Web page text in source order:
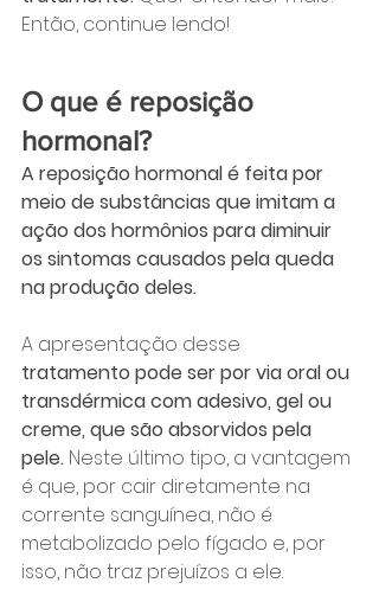
Então, continue lendo!
O que é reposição
hormonal?
A reposição hormonal é feita por
meio de substâncias que imitam a
ação dos hormônios para diminuir
os sintomas causados pela queda
na produção deles.
A apresentação desse
tratamento pode ser por via oral ou
transdérmica com adesivo, gel ou
creme, que são absorvidos pela
pele. Neste último tipo, a vantagem
é que, por cair diretamente na
corrente sanguínea, não é
metabolizado pelo fígado e, por
isso, não traz prejuízos a ele.